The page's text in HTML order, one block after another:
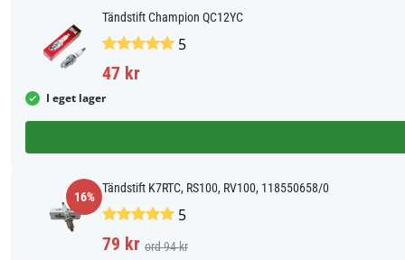
Tändstift Champion QC12YC
5
47 kr
I eget lager
16%
Tändstift K7RTC, RS100, RV100, 118550658/0
5
79 kr ord 94 kr